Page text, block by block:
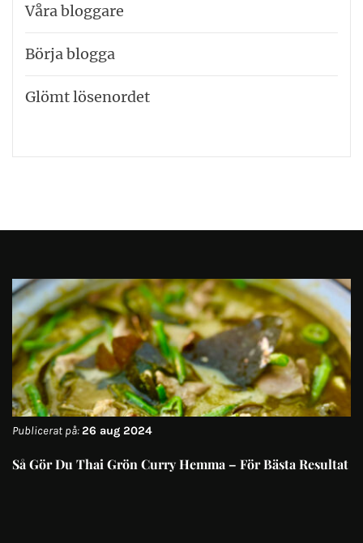
Våra bloggare
Börja blogga
Glömt lösenordet
Publicerat på:26 aug 2024
Så Gör Du Thai Grön Curry Hemma – För Bästa Resultat